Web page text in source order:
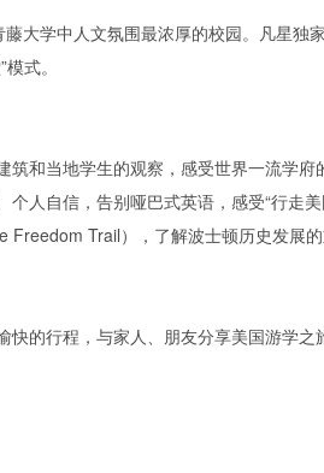
学中人文氛围最浓厚的校园。凡星独
式。
当地学生的观察，感受世界一流学
人自信，告别哑巴式英语，感受“行走美
Trail），了解波士顿历史发展的
的行程，与家人、朋友分享美国游学之